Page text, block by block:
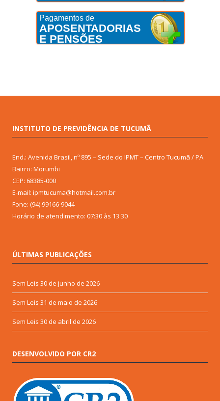
Pagamentos de
APOSENTADORIAS
E PENSÕES
INSTITUTO DE PREVIDÊNCIA DE TUCUMÃ
End.: Avenida Brasil, nº 895 – Sede do IPMT – Centro Tucumã / PA
Bairro: Morumbi
CEP: 68385-000
E-mail: ipmtucuma@hotmail.com.br
Fone: (94) 99166-9044
Horário de atendimento: 07:30 às 13:30
ÚLTIMAS PUBLICAÇÕES
Sem Leis 30 de junho de 2026
Sem Leis 31 de maio de 2026
Sem Leis 30 de abril de 2026
DESENVOLVIDO POR CR2